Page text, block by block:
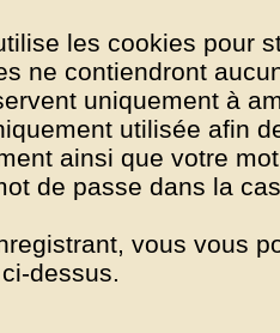
les cookies pour
ne contiendront
uniquement à
utilisée afin
ainsi que votre
de passe dans la
vous vous
dessus.